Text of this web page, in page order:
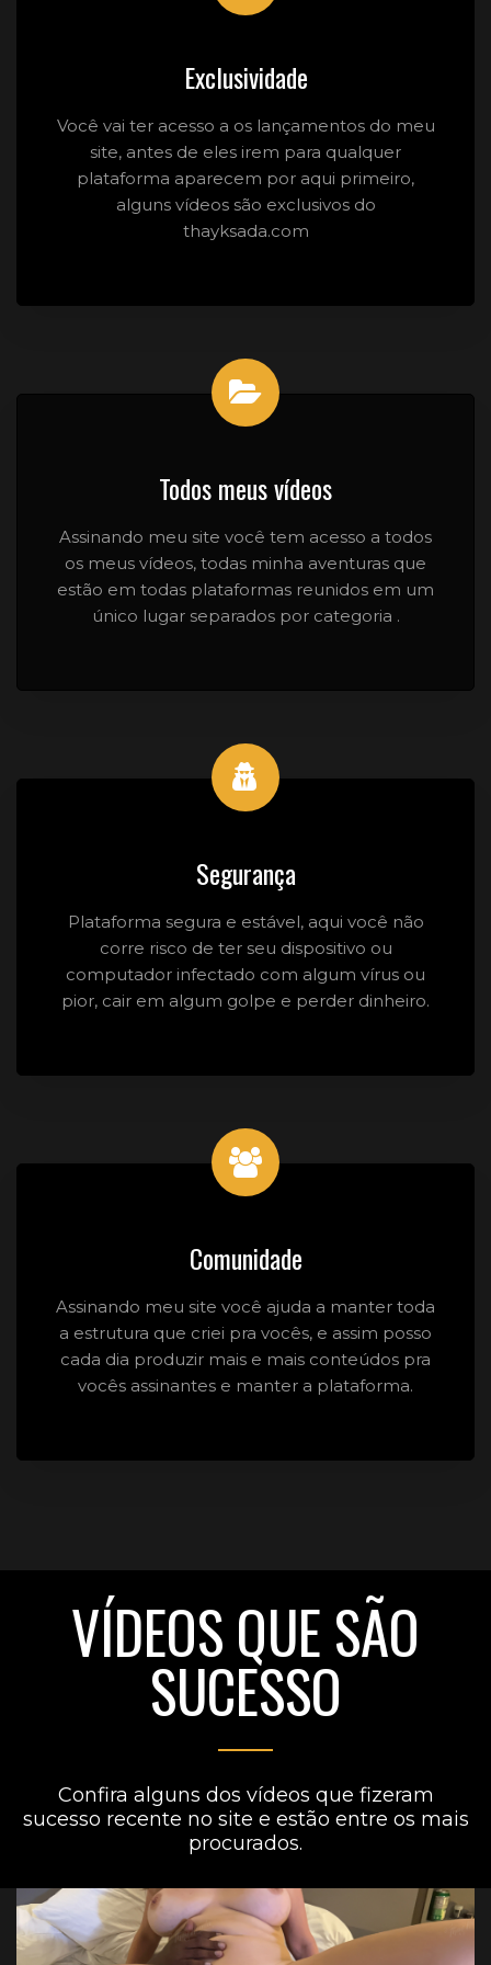
Exclusividade
Você vai ter acesso a os lançamentos do meu
site, antes de eles irem para qualquer
plataforma aparecem por aqui primeiro,
alguns vídeos são exclusivos do
thayksada.com
Todos meus vídeos
Assinando meu site você tem acesso a todos
os meus vídeos, todas minha aventuras que
estão em todas plataformas reunidos em um
único lugar separados por categoria .
Segurança
Plataforma segura e estável, aqui você não
corre risco de ter seu dispositivo ou
computador infectado com algum vírus ou
pior, cair em algum golpe e perder dinheiro.
Comunidade
Assinando meu site você ajuda a manter toda
a estrutura que criei pra vocês, e assim posso
cada dia produzir mais e mais conteúdos pra
vocês assinantes e manter a plataforma.
VÍDEOS QUE SÃO
SUCESSO
Confira alguns dos vídeos que fizeram
sucesso recente no site e estão entre os mais
procurados.